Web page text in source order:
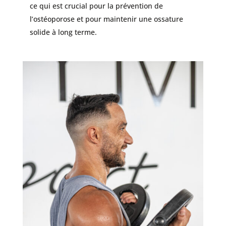
ce qui est crucial pour la prévention de
l’ostéoporose et pour maintenir une ossature
solide à long terme.